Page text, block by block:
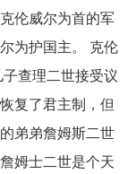
伦威尔为首的军
为护国主。 克伦
查理二世接受议
复了君主制，但
弟弟詹姆斯二世
姆士二世是个天